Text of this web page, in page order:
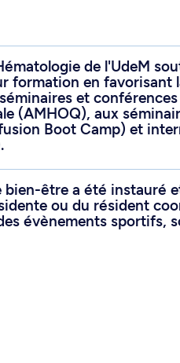
de l'UdeM
formation en favorisant
et
(AMHOQ), aux
Boot Camp) et
bien-être a été instauré
ou du résident
évènements sportifs,